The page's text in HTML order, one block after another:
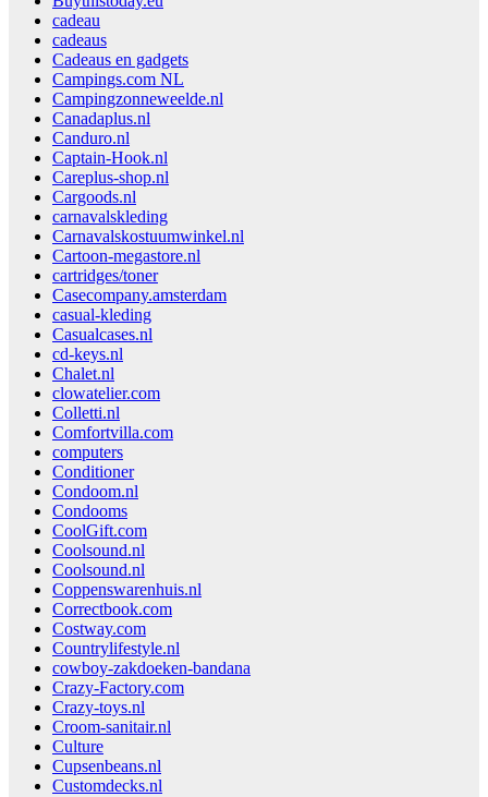
cadeau
cadeaus
Cadeaus en gadgets
Campings.com NL
Campingzonneweelde.nl
Canadaplus.nl
Canduro.nl
Captain-Hook.nl
Careplus-shop.nl
Cargoods.nl
carnavalskleding
Carnavalskostuumwinkel.nl
Cartoon-megastore.nl
cartridges/toner
Casecompany.amsterdam
casual-kleding
Casualcases.nl
cd-keys.nl
Chalet.nl
clowatelier.com
Colletti.nl
Comfortvilla.com
computers
Conditioner
Condoom.nl
Condooms
CoolGift.com
Coolsound.nl
Coolsound.nl
Coppenswarenhuis.nl
Correctbook.com
Costway.com
Countrylifestyle.nl
cowboy-zakdoeken-bandana
Crazy-Factory.com
Crazy-toys.nl
Croom-sanitair.nl
Culture
Cupsenbeans.nl
Customdecks.nl